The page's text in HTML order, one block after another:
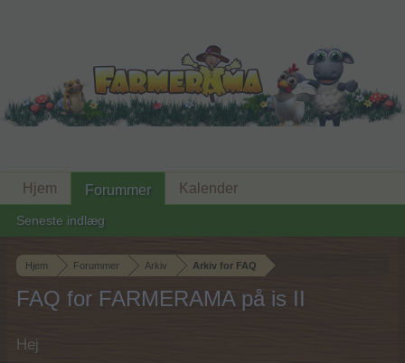
Hjem Forummer Arkiv Arkiv for FAQ
FAQ for FARMERAMA på is II
Hej
Hjem Forummer
Seneste indlæg
Kalender